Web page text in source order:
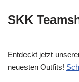
SKK
Entdeckt jetzt
neuesten Outfits!